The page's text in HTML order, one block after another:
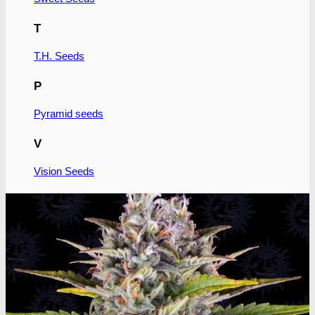
T
T.H. Seeds
P
Pyramid seeds
V
Vision Seeds
W
World of Seeds